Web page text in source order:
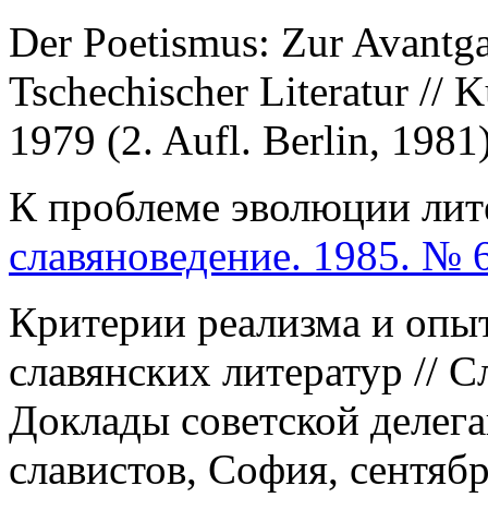
Der Poetismus: Zur
Tschechischer Literatur //
1979 (2. Aufl. Berlin,
К проблеме эволюции
славяноведение. 1985. №
Критерии реализма и
славянских литератур //
Доклады советской
славистов, София,